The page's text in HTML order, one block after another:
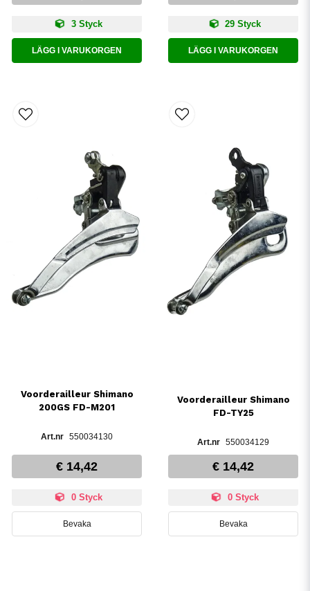
3 Styck
LÄGG I VARUKORGEN
29 Styck
LÄGG I VARUKORGEN
Voorderailleur Shimano
200GS FD-M201
550034130
€ 14,42
0 Styck
Bevaka
Voorderailleur Shimano
FD-TY25
550034129
€ 14,42
0 Styck
Bevaka